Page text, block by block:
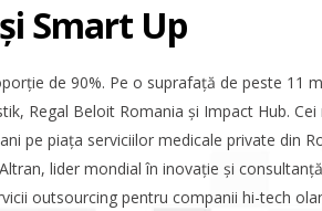
Smart Up
de 90%. Pe o suprafață de peste 11
Regal Beloit Romania și Impact Hub. Cei
pe piața serviciilor medicale private din
lider mondial în inovație și
outsourcing pentru companii hi-tech